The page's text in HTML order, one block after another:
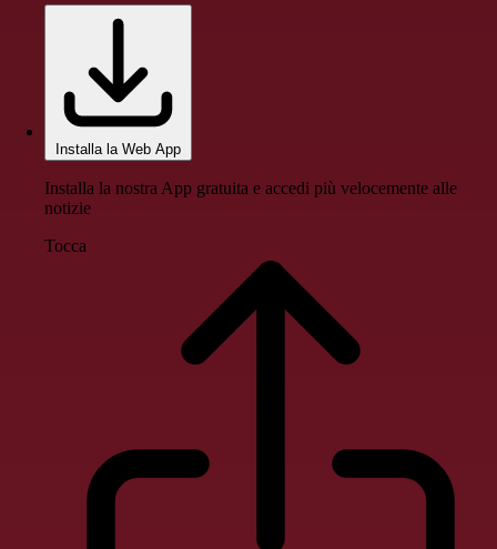
Installa la Web App
Installa la nostra App gratuita e accedi più velocemente alle
notizie
Tocca